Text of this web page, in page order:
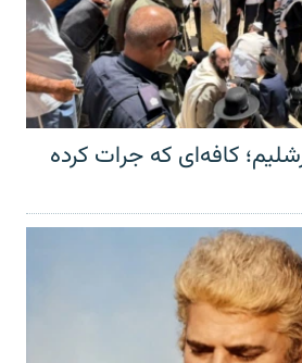
کافه‌ای که جرات کرده